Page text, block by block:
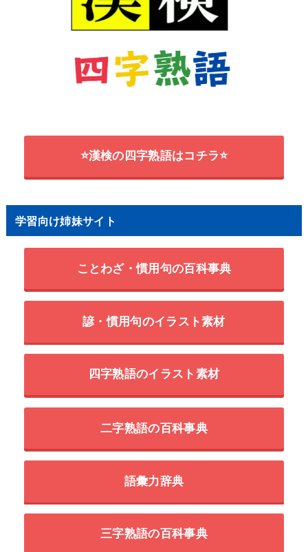
⭐漢検の四字熟語はコチラ⭐
学習向け姉妹サイト
ことわざ・慣用句の百科事典
諺・慣用句のイラスト素材
四字熟語のイラスト素材
二字熟語の百科事典
語彙力辞典
三字熟語の百科事典